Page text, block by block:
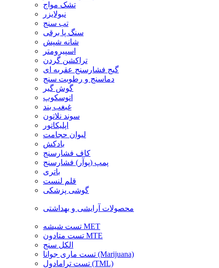
تشک مواج
نبولایزر
تب سنج
سنگ پا برقی
شانه شپش
اسپیرومتر
تراکشن گردن
گیج فشارسنج عقربه ای
دماسنج و رطوبت سنج
گوش گیر
اتوسکوپ
غبغب بند
سوند نلاتون
اپلیکاتور
لیوان حجامت
بادکش
کاف فشارسنج
پمپ (پوآر) فشارسنج
باتری
قلم لنست
گوشی پزشکی
محصولات آرایشی و بهداشتی
تست شیشه MET
تست متادون MTE
الکل سنج
تست ماری جوانا (Marijuana)
تست ترامادول (TML)